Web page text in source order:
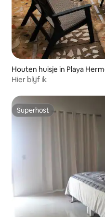
Houten huisje in Playa
Hier blijf ik
Superhost
Superhost